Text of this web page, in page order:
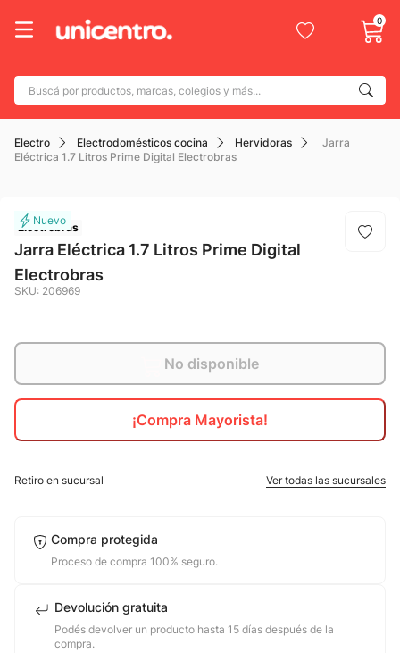
0
Buscá por productos, marcas, colegios y más...
Electro Electrodomésticos cocina Hervidoras
Jarra
Eléctrica 1.7 Litros Prime Digital Electrobras
Electrobras
Jarra Eléctrica 1.7 Litros Prime Digital
Electrobras
SKU: 206969
No disponible
¡Compra Mayorista!
Retiro en sucursal Ver todas las sucursales
Compra protegida
Proceso de compra 100% seguro.
Devolución gratuita
Podés devolver un producto hasta 15 días después de la
compra.
Términos más buscados
1. adidas
botin
5. caterpillar
9. jdy